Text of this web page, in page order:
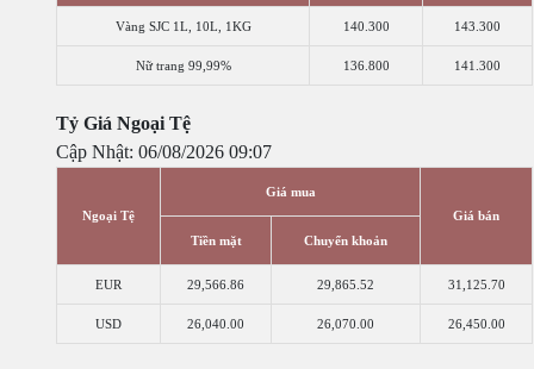
Vàng SJC 1L, 10L, 1KG 140.300 143.300
Nữ trang 99,99% 136.800 141.300
Tỷ Giá Ngoại Tệ
Cập Nhật: 06/08/2026 09:07
Ngoại Tệ
Giá mua
Giá bán
Tiền mặt
Chuyển khoản
EUR 29,566.86 29,865.52 31,125.70
USD 26,040.00 26,070.00 26,450.00